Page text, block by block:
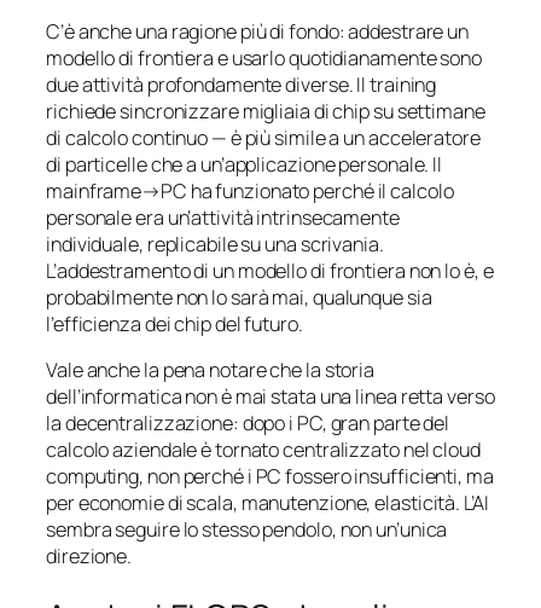
C’è anche una ragione più di fondo: addestrare un
modello di frontiera e usarlo quotidianamente sono
due attività profondamente diverse. Il training
richiede sincronizzare migliaia di chip su settimane
di calcolo continuo — è più simile a un acceleratore
di particelle che a un’applicazione personale. Il
mainframe→PC ha funzionato perché il calcolo
personale era un’attività intrinsecamente
individuale, replicabile su una scrivania.
L’addestramento di un modello di frontiera non lo è, e
probabilmente non lo sarà mai, qualunque sia
l’efficienza dei chip del futuro.
Vale anche la pena notare che la storia
dell’informatica non è mai stata una linea retta verso
la decentralizzazione: dopo i PC, gran parte del
calcolo aziendale è tornato centralizzato nel cloud
computing, non perché i PC fossero insufficienti, ma
per economie di scala, manutenzione, elasticità. L’AI
sembra seguire lo stesso pendolo, non un’unica
direzione.